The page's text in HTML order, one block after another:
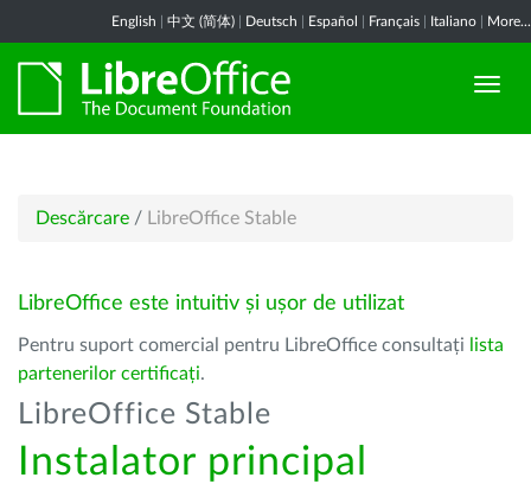
English 中文 (简体) Deutsch Español Français Italiano More...
Descărcare / LibreOffice Stable
LibreOffice este intuitiv și ușor de utilizat
Pentru suport comercial pentru LibreOffice consultați
lista
partenerilor certificați.
LibreOffice Stable
Instalator principal